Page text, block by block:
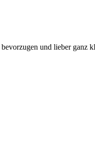
und lieber ganz